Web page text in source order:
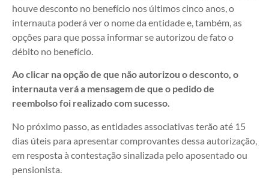
houve desconto no benefício nos últimos cinco anos, o
internauta poderá ver o nome da entidade e, também, as
opções para que possa informar se autorizou de fato o
débito no benefício.
Ao clicar na opção de que não autorizou o desconto, o
internauta verá a mensagem de que o pedido de
reembolso foi realizado com sucesso.
No próximo passo, as entidades associativas terão até 15
dias úteis para apresentar comprovantes dessa autorização,
em resposta à contestação sinalizada pelo aposentado ou
pensionista.